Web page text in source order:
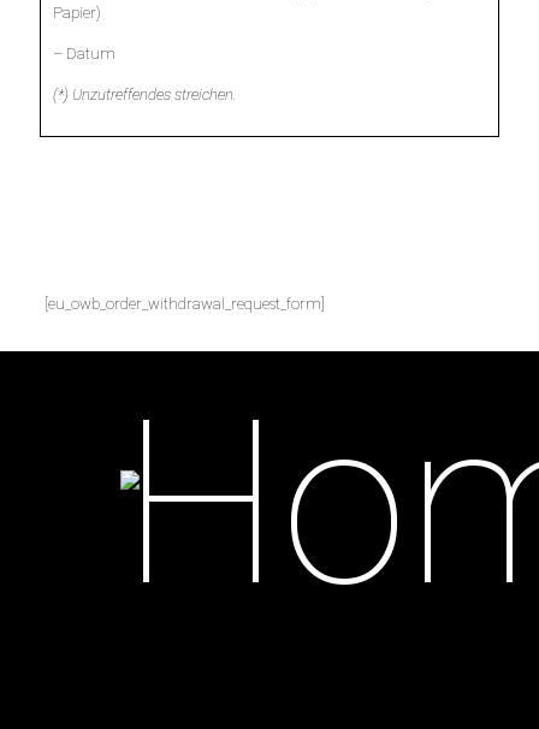
Papier)
– Datum
(*) Unzutreffendes streichen.
[eu_owb_order_withdrawal_request_form]